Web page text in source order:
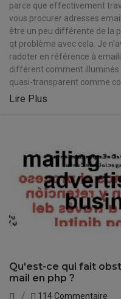
parce que effectivement
vous procurer adresses
être un peu différente de la
qt problème avec cela. Je
radoter en référence à
différent comment
quasi-transparent comme
Lire Plus
Qu'est-ce qui fait
mail en php ?
114 Commentaire